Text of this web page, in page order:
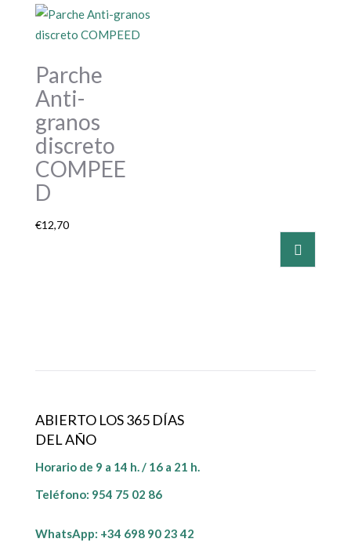
Parche
Anti-
granos
discreto
COMPEE
D
€12,70
ABIERTO LOS 365 DÍAS
DEL AÑO
Horario de 9 a 14 h. / 16 a 21 h.
Teléfono: 954 75 02 86
WhatsApp: +34 698 90 23 42